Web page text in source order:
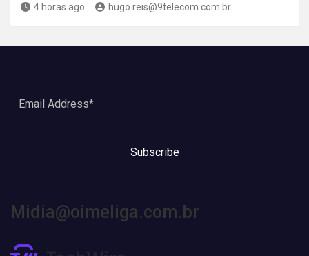
4 horas ago hugo.reis@9telecom.com.br
Subscribe
Midia@oimeliga.com.br